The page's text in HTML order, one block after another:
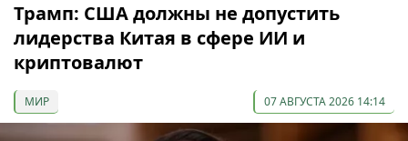
Трамп: США должны не допустить
лидерства Китая в сфере ИИ и
криптовалют
МИР 07 АВГУСТА 2026 14:14